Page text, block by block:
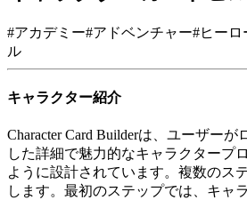
#アカデミー#アドベンチャー#ヒーロ
ル
キャラクター紹介
Character Card Builderは、ユーザー
した詳細で魅力的なキャラクタープ
ように設計されています。複数のス
します。最初のステップでは、キャ